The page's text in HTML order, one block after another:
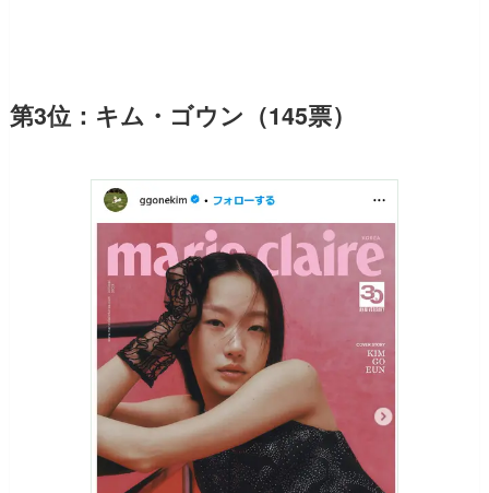
第3位：キム・ゴウン（145票）